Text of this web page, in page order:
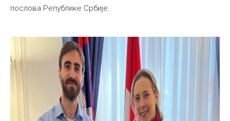
послова Републике Србије.